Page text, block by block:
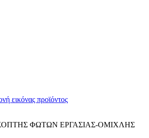
ΦΩΤΩΝ ΕΡΓΑΣΙΑΣ-ΟΜΙΧΛΗΣ